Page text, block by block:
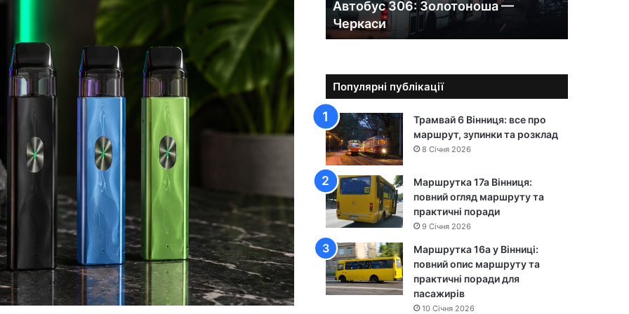
0
:
о
т
о
н
о
ш
а
—
Ч
е
р
к
а
с
Автобус 306: Золотоноша —
Черкаси
Популярні публікації
Трамвай 6 Вінниця: все про
маршрут, зупинки та розклад
8 Січня 2026
Маршрутка 17а Вінниця:
повний огляд маршруту та
практичні поради
9 Січня 2026
Маршрутка 16а у Вінниці:
повний опис маршруту та
практичні поради для
пасажирів
10 Січня 2026